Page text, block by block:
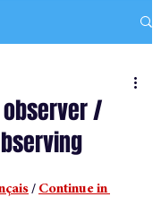
/
/ Continue in